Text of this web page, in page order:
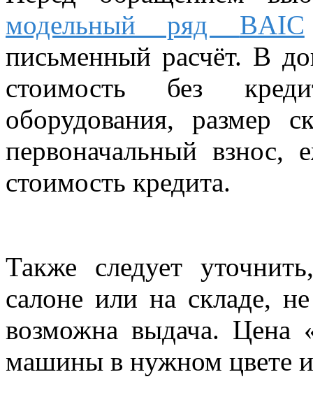
модельный ряд BAIC
письменный расчёт. В
стоимость без
оборудования, размер
первоначальный взнос,
стоимость кредита.
Также следует
салоне или на складе,
возможна выдача. Цена
машины в нужном цвете